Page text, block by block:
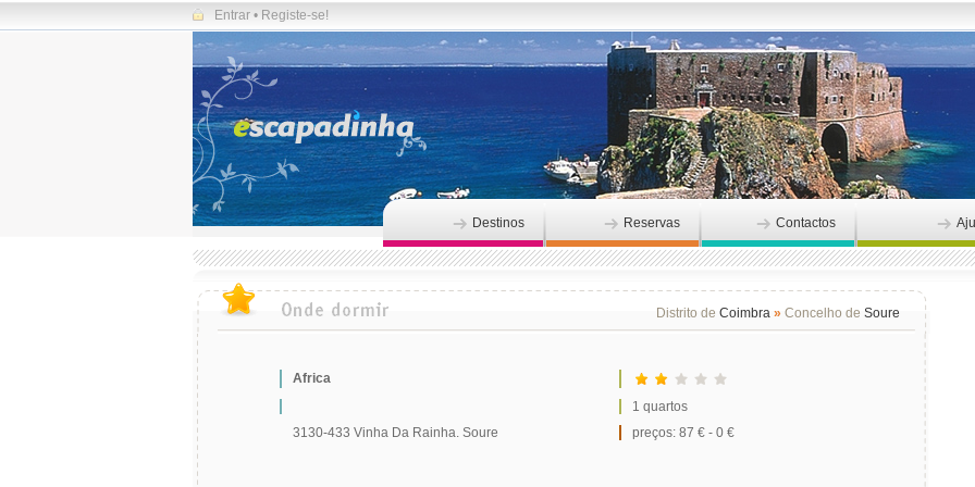
Entrar • Registe-se!
Destinos Reservas Contactos
Distrito de Coimbra » Concelho de Soure
Africa
1 quartos
3130-433 Vinha Da Rainha. Soure
preços: 87 € - 0 €